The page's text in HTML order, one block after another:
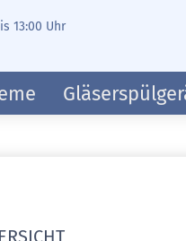
13:00 Uhr